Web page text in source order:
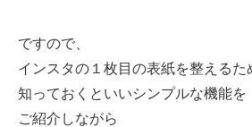
ですので、
インスタの１枚目の表紙を整えるた
知っておくといいシンプルな機能を
ご紹介しながら